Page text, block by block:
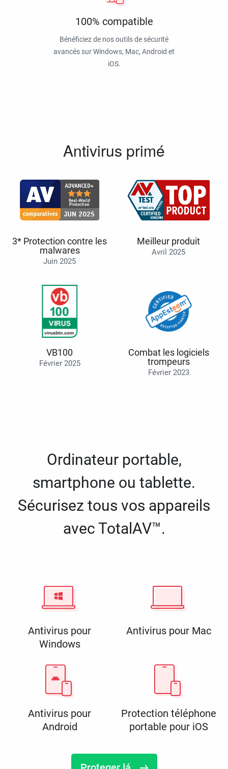
100% compatible
Bénéficiez de nos outils de sécurité
avancés sur Windows, Mac, Android et
iOS.
Antivirus primé
3* Protection contre les
malwares
Juin 2025
Meilleur produit
Avril 2025
VB100
Février 2025
Combat les logiciels
trompeurs
Février 2023
Ordinateur portable,
smartphone ou tablette.
Sécurisez tous vos appareils
avec TotalAV™.
Antivirus pour
Windows
Antivirus pour Mac
Antivirus pour
Android
Protection téléphone
portable pour iOS